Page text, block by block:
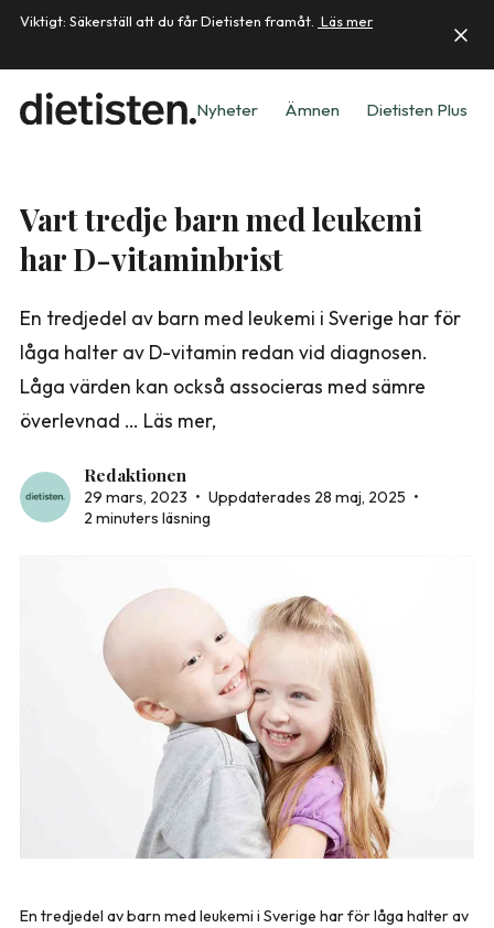
Viktigt: Säkerställ att du får Dietisten framåt. Läs mer
Nyheter Ämnen Dietisten Plus
Vart tredje barn med leukemi
har D-vitaminbrist
En tredjedel av barn med leukemi i Sverige har för
låga halter av D-vitamin redan vid diagnosen.
Låga värden kan också associeras med sämre
överlevnad … Läs mer,
Redaktionen
29 mars, 2023 • Uppdaterades 28 maj, 2025 •
2 minuters läsning
En tredjedel av barn med leukemi i Sverige har för låga halter av